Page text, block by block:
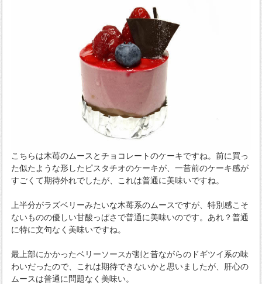
こちらは木苺のムースとチョコレートのケーキですね。前に買っ
た似たような形したピスタチオのケーキが、一昔前のケーキ感が
すごくて期待外れでしたが、これは普通に美味いですね。
上半分がラズベリーみたいな木苺系のムースですが、特別感こそ
ないものの優しい甘酸っぱさで普通に美味いのです。あれ？普通
に特に文句なく美味いですね。
最上部にかかったベリーソースが割と昔ながらのドギツイ系の味
わいだったので、これは期待できないかと思いましたが、肝心の
ムースは普通に問題なく美味い。